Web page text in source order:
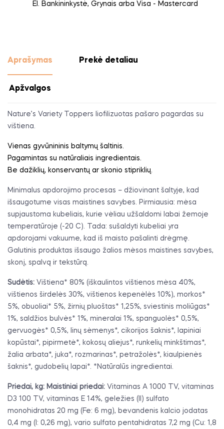
El. Bankininkystė, Grynais arba Visa - Mastercard
Aprašymas Prekė detaliau
Apžvalgos
Nature’s Variety Toppers liofilizuotas pašaro pagardas su
vištiena.
Vienas gyvūnininis baltymų šaltinis.
Pagamintas su natūraliais ingredientais.
Be dažiklių, konservantų ar skonio stipriklių.
Minimalus apdorojimo procesas – džiovinant šaltyje, kad
išsaugotume visas maistines savybes. Pirmiausia: mėsa
supjaustoma kubeliais, kurie vėliau užšaldomi labai žemoje
temperatūroje (-20 C). Tada: sušaldyti kubeliai yra
apdorojami vakuume, kad iš maisto pašalinti drėgmę.
Galutinis produktas išsaugo žalios mėsos maistines savybes,
skonį, spalvą ir tekstūrą.
Sudėtis: Vištiena* 80% (iškaulintos vištienos mėsa 40%,
vištienos širdelės 30%, vištienos kepenėlės 10%), morkos*
5%, obuoliai* 5%, žirnių pluoštas* 1,25%, sviestinis moliūgas*
1%, saldžios bulvės* 1%, mineralai 1%, spanguolės* 0,5%,
gervuogės* 0,5%, linų sėmenys*, cikorijos šaknis*, lapiniai
kopūstai*, pipirmetė*, kokosų aliejus*, runkelių minkštimas*,
žalia arbata*, juka*, rozmarinas*, petražolės*, kiaulpienės
šaknis*, gudobelių lapai*. *Natūralūs ingredientai.
Priedai, kg: Maistiniai priedai: Vitaminas A 1000 TV, vitaminas
D3 100 TV, vitaminas E 14%, geležies (II) sulfato
monohidratas 20 mg (Fe: 6 mg), bevandenis kalcio jodatas
0,4 mg (I: 0,26 mg), vario sulfato pentahidratas 7,2 mg (Cu: 1,8